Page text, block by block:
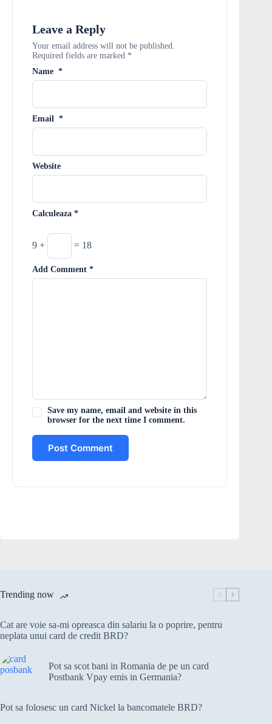
Leave a Reply
Your email address will not be published.
Required fields are marked *
Name *
Email *
Website
Calculeaza *
9 + = 18
Add Comment *
Save my name, email and website in this
browser for the next time I comment.
Post Comment
Trending now
Cat are voie sa-mi opreasca din salariu la o poprire, pentru
neplata unui card de credit BRD?
Pot sa scot bani in Romania de pe un card
Postbank Vpay emis in Germania?
Pot sa folosesc un card Nickel la bancomatele BRD?